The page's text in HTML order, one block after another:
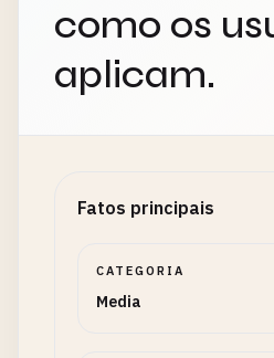
como os
aplicam.
Fatos principais
CATEGORIA
Media